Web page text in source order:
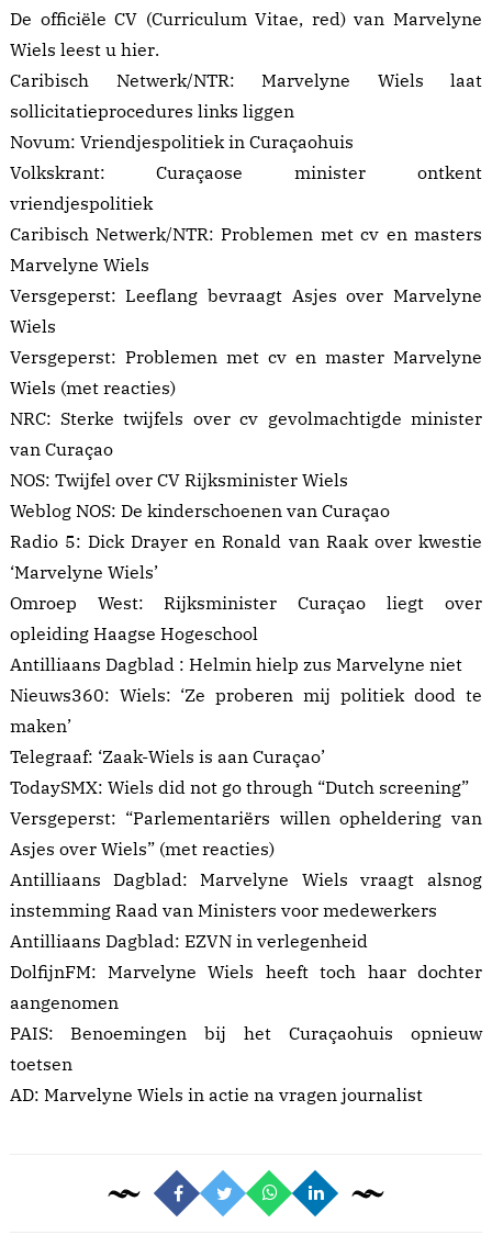
De officiële CV (Curriculum Vitae, red) van Marvelyne
Wiels leest u hier.
Caribisch Netwerk/NTR: Marvelyne Wiels laat
sollicitatieprocedures links liggen
Novum: Vriendjespolitiek in Curaçaohuis
Volkskrant: Curaçaose minister ontkent
vriendjespolitiek
Caribisch Netwerk/NTR: Problemen met cv en masters
Marvelyne Wiels
Versgeperst: Leeflang bevraagt Asjes over Marvelyne
Wiels
Versgeperst: Problemen met cv en master Marvelyne
Wiels (met reacties)
NRC: Sterke twijfels over cv gevolmachtigde minister
van Curaçao
NOS: Twijfel over CV Rijksminister Wiels
Weblog NOS: De kinderschoenen van Curaçao
Radio 5: Dick Drayer en Ronald van Raak over kwestie
‘Marvelyne Wiels’
Omroep West: Rijksminister Curaçao liegt over
opleiding Haagse Hogeschool
Antilliaans Dagblad : Helmin hielp zus Marvelyne niet
Nieuws360: Wiels: ‘Ze proberen mij politiek dood te
maken’
Telegraaf: ‘Zaak-Wiels is aan Curaçao’
TodaySMX: Wiels did not go through “Dutch screening”
Versgeperst: “Parlementariërs willen opheldering van
Asjes over Wiels” (met reacties)
Antilliaans Dagblad: Marvelyne Wiels vraagt alsnog
instemming Raad van Ministers voor medewerkers
Antilliaans Dagblad: EZVN in verlegenheid
DolfijnFM: Marvelyne Wiels heeft toch haar dochter
aangenomen
PAIS: Benoemingen bij het Curaçaohuis opnieuw
toetsen
AD: Marvelyne Wiels in actie na vragen journalist